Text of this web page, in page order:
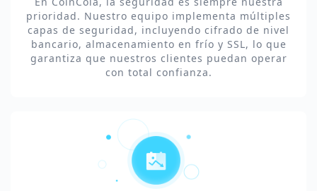
prioridad. Nuestro equipo implementa múltiples
capas de seguridad, incluyendo cifrado de nivel
bancario, almacenamiento en frío y SSL, lo que
garantiza que nuestros clientes puedan operar
con total confianza.